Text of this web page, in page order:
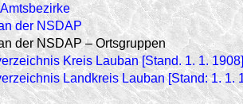
der NSDAP
der NSDAP – Ortsgruppen
Kreis Lauban [Stand. 1. 1. 1908]
Landkreis Lauban [Stand: 1. 1.